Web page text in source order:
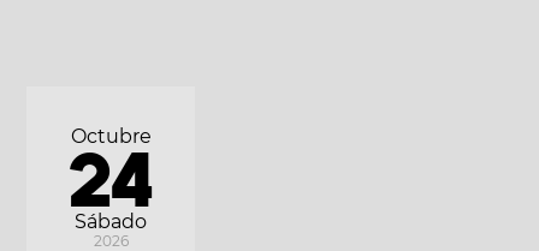
Sábado
Octubre
24
2026